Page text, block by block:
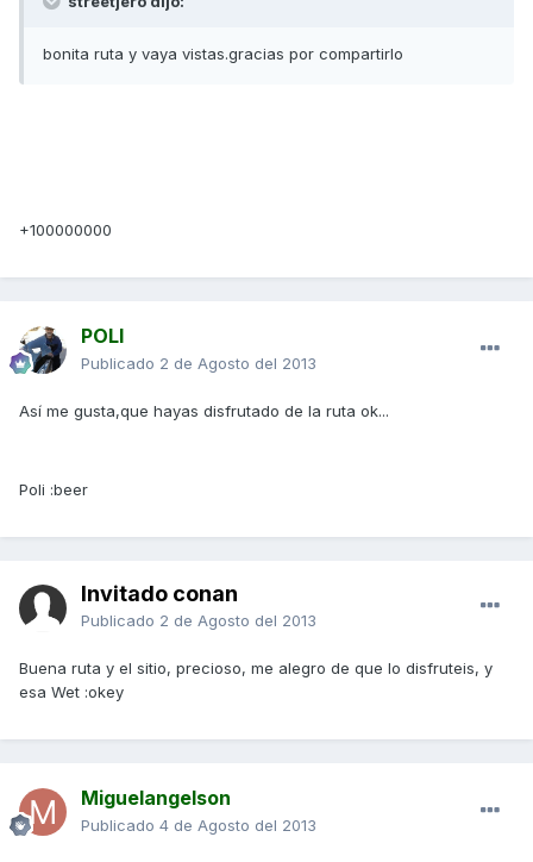
bonita ruta y vaya vistas.gracias por compartirlo
+100000000
POLI
Publicado 2 de Agosto del 2013
Así me gusta,que hayas disfrutado de la ruta ok...
Poli :beer
Invitado conan
Publicado 2 de Agosto del 2013
Buena ruta y el sitio, precioso, me alegro de que lo disfruteis, y
esa Wet :okey
Miguelangelson
Publicado 4 de Agosto del 2013